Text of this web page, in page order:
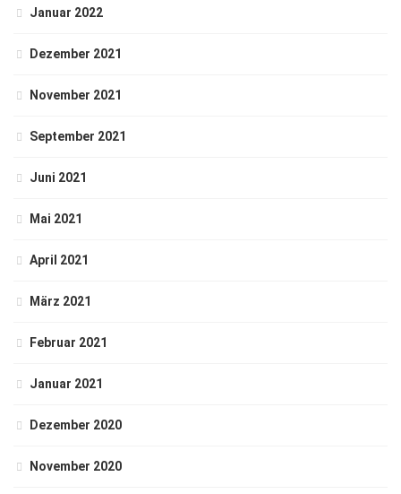
Januar 2022
Dezember 2021
November 2021
September 2021
Juni 2021
Mai 2021
April 2021
März 2021
Februar 2021
Januar 2021
Dezember 2020
November 2020